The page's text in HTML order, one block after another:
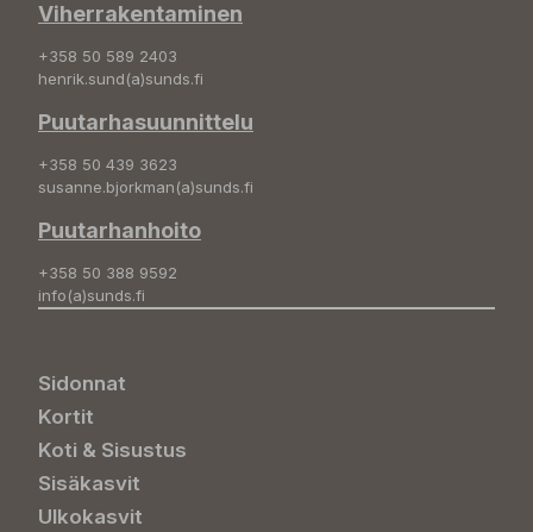
Viherrakentaminen
+358 50 589 2403
henrik.sund(a)sunds.fi
Puutarhasuunnittelu
+358 50 439 3623
susanne.bjorkman(a)sunds.fi
Puutarhanhoito
+358 50 388 9592
info(a)sunds.fi
Sidonnat
Kortit
Koti & Sisustus
Sisäkasvit
Ulkokasvit